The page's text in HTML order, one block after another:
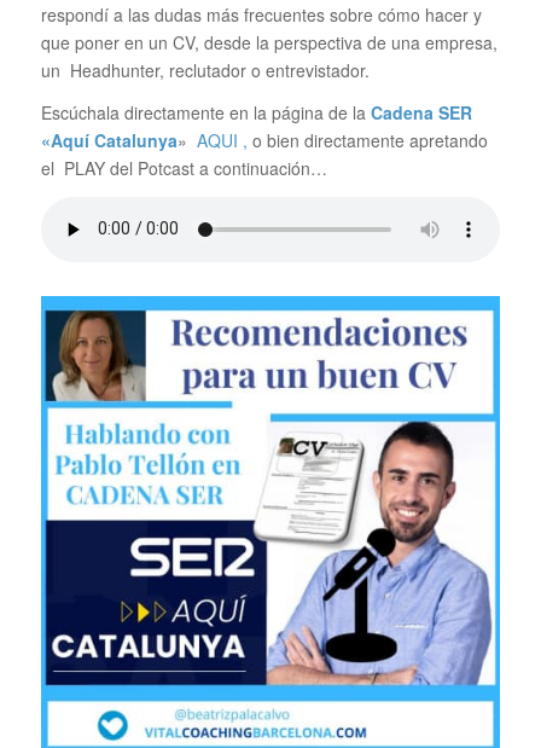
respondí a las dudas más frecuentes sobre cómo hacer y
que poner en un CV, desde la perspectiva de una empresa,
un Headhunter, reclutador o entrevistador.
Escúchala directamente en la página de la Cadena SER
«Aquí Catalunya» AQUI , o bien directamente apretando
el PLAY del Potcast a continuación…